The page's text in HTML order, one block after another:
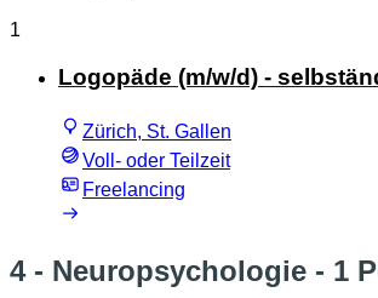
1
Logopäde (m/w/d) -
Zürich, St. Gallen
Voll- oder Teilzeit
Freelancing
4 - Neuropsychologie - 1